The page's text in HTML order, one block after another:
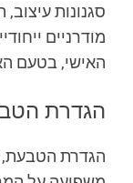
סגנונות
מודרניים
האישי, בטעם
הגדרת
הגדרת הטבעת,